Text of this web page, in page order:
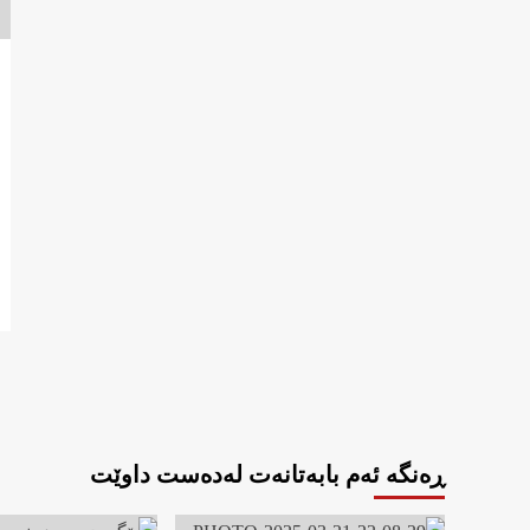
ڕەنگە ئەم بابەتانەت لەدەست داوێت